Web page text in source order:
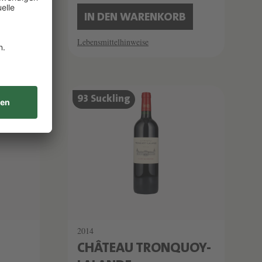
IN DEN WARENKORB
Lebensmittelhinweise
93 Suckling
2014
CHÂTEAU TRONQUOY-